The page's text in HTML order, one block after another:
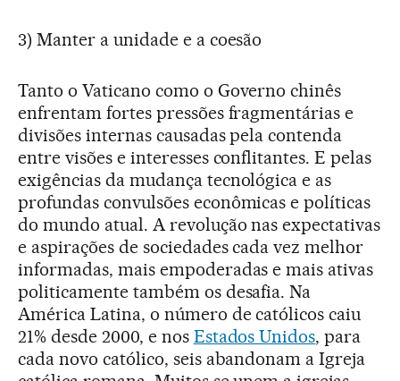
3) Manter a unidade e a coesão
Tanto o Vaticano como o Governo chinês
enfrentam fortes pressões fragmentárias e
divisões internas causadas pela contenda
entre visões e interesses conflitantes. E pelas
exigências da mudança tecnológica e as
profundas convulsões econômicas e políticas
do mundo atual. A revolução nas expectativas
e aspirações de sociedades cada vez melhor
informadas, mais empoderadas e mais ativas
politicamente também os desafia. Na
América Latina, o número de católicos caiu
21% desde 2000, e nos Estados Unidos, para
cada novo católico, seis abandonam a Igreja